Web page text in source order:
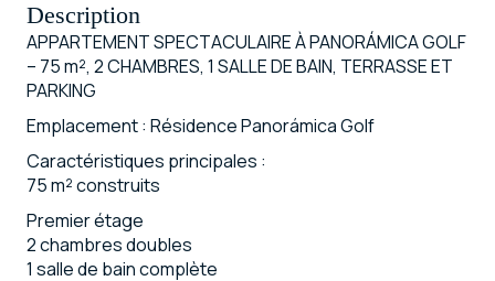
Description
APPARTEMENT SPECTACULAIRE À PANORÁMICA GOLF
– 75 m², 2 CHAMBRES, 1 SALLE DE BAIN, TERRASSE ET
PARKING
Emplacement : Résidence Panorámica Golf
Caractéristiques principales :
75 m² construits
Premier étage
2 chambres doubles
1 salle de bain complète